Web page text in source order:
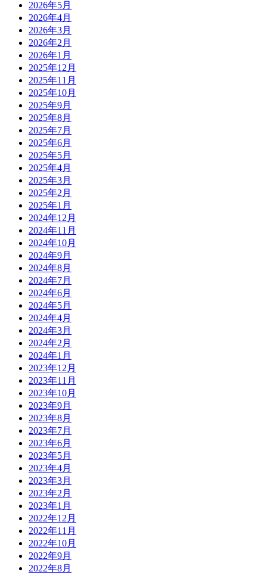
2026年5月
2026年4月
2026年3月
2026年2月
2026年1月
2025年12月
2025年11月
2025年10月
2025年9月
2025年8月
2025年7月
2025年6月
2025年5月
2025年4月
2025年3月
2025年2月
2025年1月
2024年12月
2024年11月
2024年10月
2024年9月
2024年8月
2024年7月
2024年6月
2024年5月
2024年4月
2024年3月
2024年2月
2024年1月
2023年12月
2023年11月
2023年10月
2023年9月
2023年8月
2023年7月
2023年6月
2023年5月
2023年4月
2023年3月
2023年2月
2023年1月
2022年12月
2022年11月
2022年10月
2022年9月
2022年8月